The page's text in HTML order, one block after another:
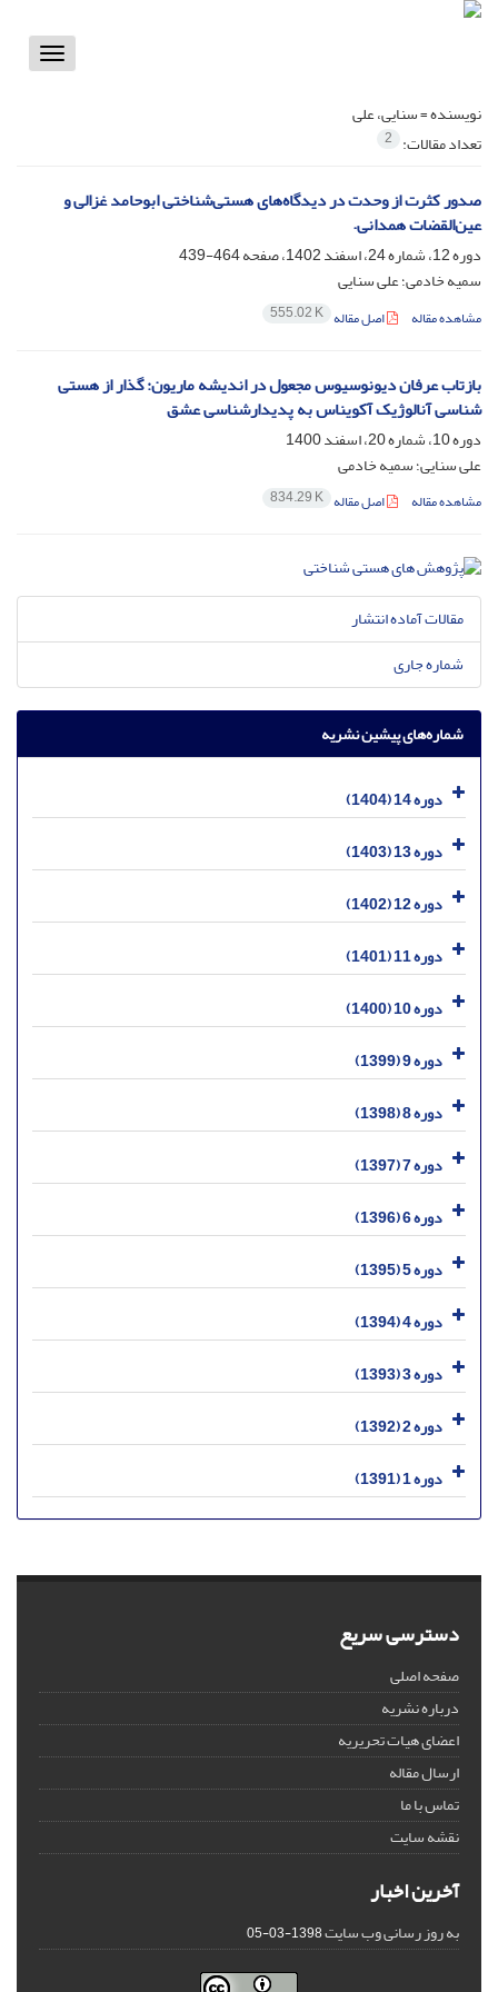
Toggle
نویسنده =سنایی، علی
تعداد مقالات: 2
صدور کثرت از وحدت در دیدگاه‌های هستی‌شناختی ابوحامد غزالی و
عین‌القضات همدانی.
دوره 12، شماره 24، اسفند 1402، صفحه
464-439
سمیه خادمی؛ علی سنایی
مشاهده مقاله اصل مقاله 555.02 K
بازتاب عرفان دیونوسیوس مجعول در اندیشه ماریون: گذار از هستی
شناسی آنالوژیک آکویناس به پدیدارشناسی عشق
دوره 10، شماره 20، اسفند 1400
علی سنایی؛ سمیه خادمی
مشاهده مقاله اصل مقاله 834.29 K
مقالات آماده انتشار
شماره جاری
شماره‌های پیشین نشریه
دوره 14 (1404)
دوره 13 (1403)
دوره 12 (1402)
دوره 11 (1401)
دوره 10 (1400)
دوره 9 (1399)
دوره 8 (1398)
دوره 7 (1397)
دوره 6 (1396)
دوره 5 (1395)
دوره 4 (1394)
دوره 3 (1393)
دوره 2 (1392)
دوره 1 (1391)
دسترسی سریع
صفحه اصلی
درباره نشریه
اعضای هیات تحریریه
ارسال مقاله
تماس با ما
نقشه سایت
آخرین اخبار
به روز رسانی وب سایت1398-03-05